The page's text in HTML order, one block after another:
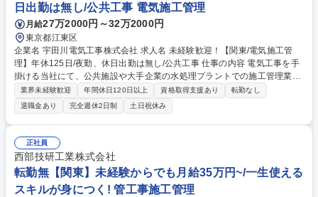
日出勤は無し/公共工事 電気施工管理
月給27万2000円～32万2000円
東京都江東区
企業名 宇田川電気工事株式会社 求人名 未経験歓迎！【関東/電気施工管
理】年休125日/夜勤、休日出勤は無し/公共工事 仕事の内容 電気工事を手
掛ける当社にて、公共施設や大手企業の水処理プラントでの施工管理業務
をお任せします。勤務先は都内が9割＆公共工事が中心で労務管理も徹底
しており、土日休み/残業少/夜勤無と働きやすい環境です。 工事の打ち合
わせ、見積作成、業者への発注、現場の管理などを中心に、工期内に安全
かつ高品質な施工を実現する役割を担います。 【入社後】まずは東京本社
にて研修を行います。その後は材料の発注や資料作成など、先輩社員の補
助業務からお任せいたします。また資格取得をサポートするための部署も
あり、社内で試験対策講習を実施しています。もちろん資格取得に関する
費用も支給。人材育成を大切にする風土です。 募集職種 未経験歓迎！
【関東/電気施工管理】年休125日/夜勤、休日出勤は無し/公共工事
業界未経験歓迎 年間休日120日以上 資格取得支援あり
転勤なし
退職金あり
完全週休2日制 土日祝休み
正社員
西部技研工業株式会社
転勤無【関東】未経験からでも月給35万円~/一生使える
スキルが身につく! 管工事施工管理